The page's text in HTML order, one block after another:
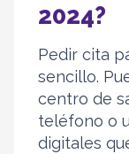
2024?
Pedir cita
sencillo.
centro de
teléfono o
digitales